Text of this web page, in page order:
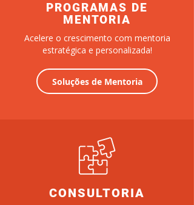
PROGRAMAS DE
MENTORIA
Acelere o crescimento com mentoria
estratégica e personalizada!
Soluções de Mentoria
CONSULTORIA